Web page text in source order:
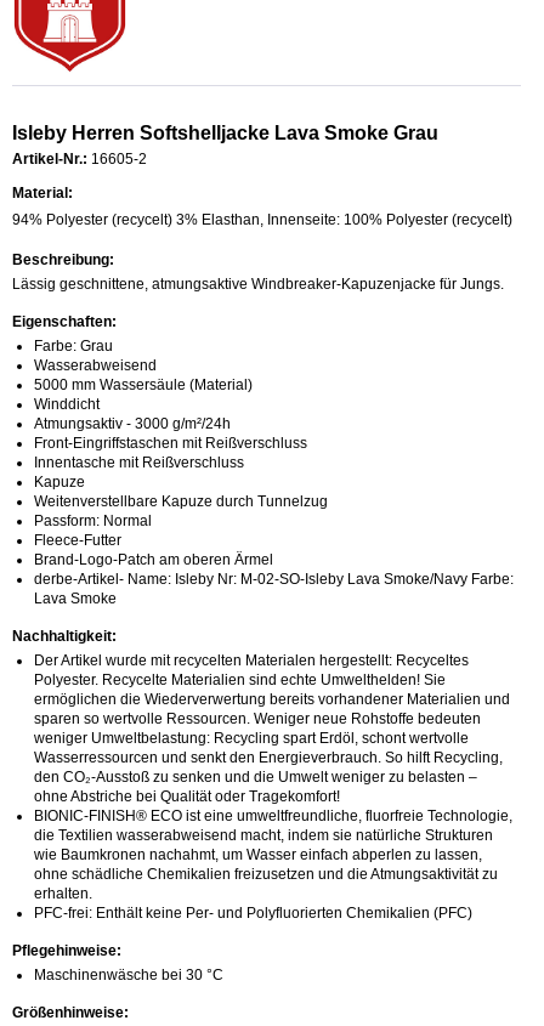
Isleby Herren Softshelljacke Lava Smoke Grau
Artikel-Nr.: 16605-2
Material:
94% Polyester (recycelt) 3% Elasthan, Innenseite: 100% Polyester (recycelt)
Beschreibung:
Lässig geschnittene, atmungsaktive Windbreaker-Kapuzenjacke für Jungs.
Eigenschaften:
Farbe: Grau
Wasserabweisend
5000 mm Wassersäule (Material)
Winddicht
Atmungsaktiv - 3000 g/m²/24h
Front-Eingriffstaschen mit Reißverschluss
Innentasche mit Reißverschluss
Kapuze
Weitenverstellbare Kapuze durch Tunnelzug
Passform: Normal
Fleece-Futter
Brand-Logo-Patch am oberen Ärmel
derbe-Artikel- Name: Isleby Nr: M-02-SO-Isleby Lava Smoke/Navy Farbe:
Lava Smoke
Nachhaltigkeit:
Der Artikel wurde mit recycelten Materialen hergestellt: Recyceltes
Polyester. Recycelte Materialien sind echte Umwelthelden! Sie
ermöglichen die Wiederverwertung bereits vorhandener Materialien und
sparen so wertvolle Ressourcen. Weniger neue Rohstoffe bedeuten
weniger Umweltbelastung: Recycling spart Erdöl, schont wertvolle
Wasserressourcen und senkt den Energieverbrauch. So hilft Recycling,
den CO₂-Ausstoß zu senken und die Umwelt weniger zu belasten –
ohne Abstriche bei Qualität oder Tragekomfort!
BIONIC-FINISH® ECO ist eine umweltfreundliche, fluorfreie Technologie,
die Textilien wasserabweisend macht, indem sie natürliche Strukturen
wie Baumkronen nachahmt, um Wasser einfach abperlen zu lassen,
ohne schädliche Chemikalien freizusetzen und die Atmungsaktivität zu
erhalten.
PFC-frei: Enthält keine Per- und Polyfluorierten Chemikalien (PFC)
Pflegehinweise:
Maschinenwäsche bei 30 °C
Größenhinweise: